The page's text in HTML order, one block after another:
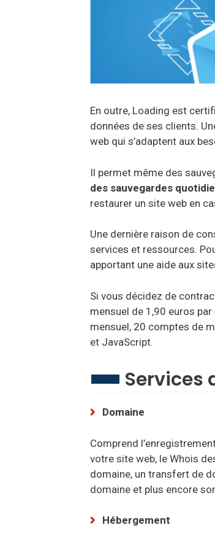
En outre, Loading est
données de ses clients.
web qui s’adaptent aux
Il permet même des
des sauvegardes
restaurer un site web en
Une dernière raison de
services et ressources.
apportant une aide aux
Si vous décidez de
mensuel de 1,90 euros
mensuel, 20 comptes de
et JavaScript.
Services
Domaine
Comprend
votre site web, le Whois
domaine, un transfert de
domaine et plus encore
Hébergement